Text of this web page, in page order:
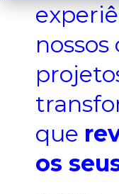
nossos
que
os